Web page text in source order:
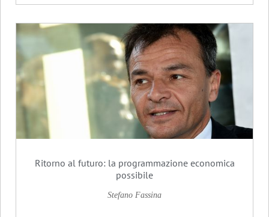
Ritorno al futuro: la programmazione economica
possibile
Stefano Fassina